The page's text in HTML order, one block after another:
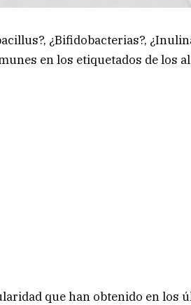
¿Bifidobacterias?,
en los etiquetados de los
que han obtenido en los